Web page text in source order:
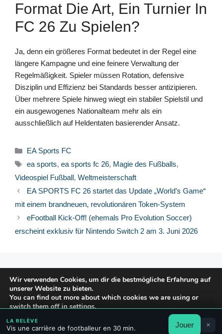
Format Die Art, Ein Turnier In
FC 26 Zu Spielen?
Ja, denn ein größeres Format bedeutet in der Regel eine
längere Kampagne und eine feinere Verwaltung der
Regelmäßigkeit. Spieler müssen Rotation, defensive
Disziplin und Effizienz bei Standards besser antizipieren.
Über mehrere Spiele hinweg wiegt ein stabiler Spielstil und
ein ausgewogenes Nationalteam mehr als ein
ausschließlich auf Heldentaten basierender Ansatz.
Kategorien
EA Sports FC
Schlagwörter
ea sports, ea sports fc 26, Magie des Fußballs,
Videospiel Fußball, Weltmeisterschaft
EA SPORTS FC 26 startet das Update „World’s Game“
mit einem brandneuen, revolutionären Token-System
eFootball Kick-Off! (ehemals Pro Evolution Soccer)
erscheint exklusiv für Nintendo Switch 2 am 3. Juni 2026
© 2026 FPFRANCE.COM
RECHTLICHE HINWEISE
DATENSCHUTZERKLÄRUNG
Wir verwenden Cookies, um dir die bestmögliche Erfahrung auf
unserer Website zu bieten.
You can find out more about which cookies we are using or
switch them off insettings.
Akzeptieren Ablehnen Einstellungen
LA RELÈVE
Vis une carrière de footballeur en 30 min. Jouer ×